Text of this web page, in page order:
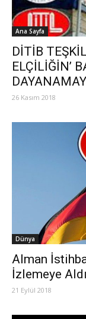
Ana Sayfa
DİTİB
ELÇİLİĞİN’
26 Kasım 2018
Dünya
Alman
İzlemeye Aldı
21 Eylül 2018